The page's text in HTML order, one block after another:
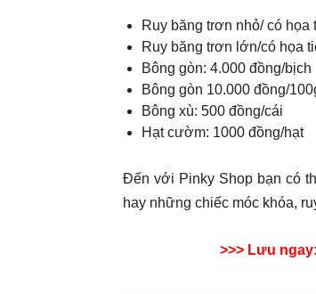
Ruy băng trơn nhỏ/ có họa
Ruy băng trơn lớn/có họa
Bông gòn: 4.000 đồng/bịch
Bông gòn 10.000 đồng/
Bông xù: 500 đồng/cái
Hạt cườm: 1000 đồng/hạt
Đến với Pinky Shop bạn có
hay những chiếc móc khóa,
>>> Lưu ngay: